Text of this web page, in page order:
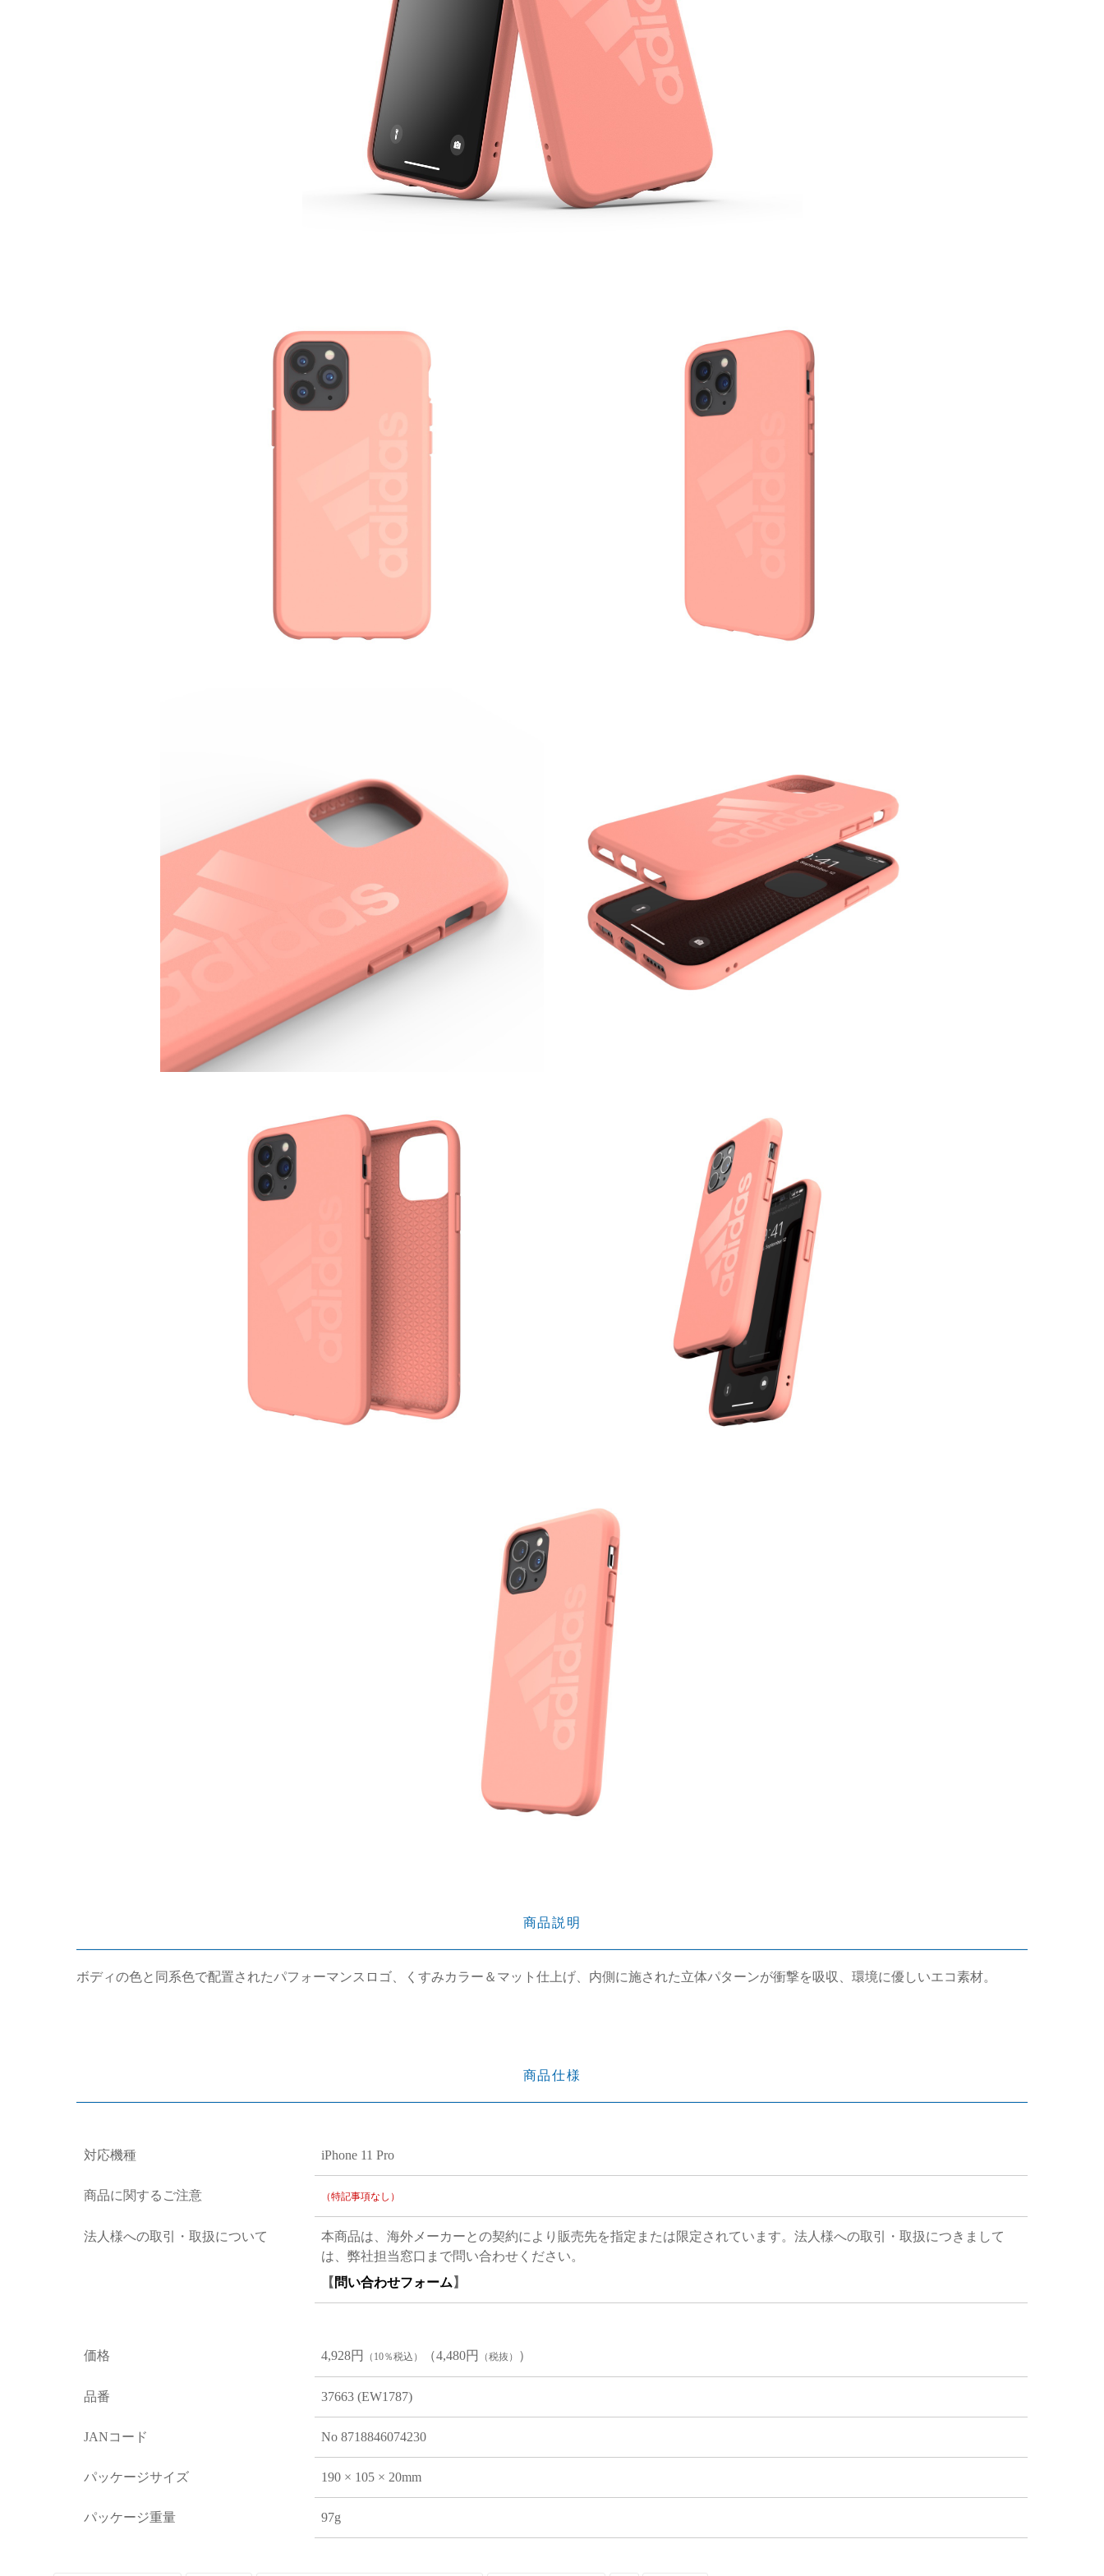
商品説明
ボディの色と同系色で配置されたパフォーマンスロゴ、くすみカラー＆マット仕上げ、内側に施された立体パターンが衝撃を吸収、環境に優しいエコ素材。
商品仕様
対応機種 iPhone 11 Pro
商品に関するご注意 （特記事項なし）
法人様への取引・取扱について
本商品は、海外メーカーとの契約により販売先を指定または限定されています。法人様への取引・取扱につきまして
は、弊社担当窓口まで問い合わせください。
【 問い合わせフォーム 】
価格 4,928円 （10％税込） （4,480円 （税抜） ）
品番 37663 (EW1787)
JANコード No 8718846074230
パッケージサイズ 190 × 105 × 20mm
パッケージ重量 97g